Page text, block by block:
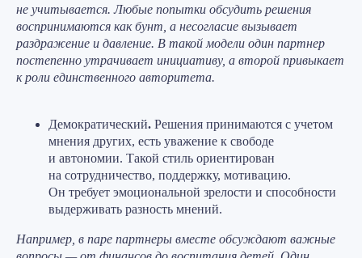
не учитывается. Любые попытки обсудить решения
воспринимаются как бунт, а несогласие вызывает
раздражение и давление. В такой модели один партнер
постепенно утрачивает инициативу, а второй привыкает
к роли единственного авторитета.
Демократический. Решения принимаются с учетом
мнения других, есть уважение к свободе
и автономии. Такой стиль ориентирован
на сотрудничество, поддержку, мотивацию.
Он требует эмоциональной зрелости и способности
выдерживать разность мнений.
Например, в паре партнеры вместе обсуждают важные